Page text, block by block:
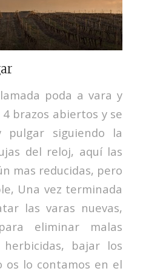
poda a vara y
brazos abiertos y se
siguiendo la
del reloj, aquí las
mas reducidas, pero
Una vez terminada
las varas nuevas,
eliminar malas
bajar los
os lo contamos en el